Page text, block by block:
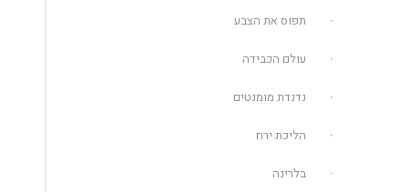
תפוס את הצבע
עולם הכבידה
נדנדת מומנטים
הליכת ירח
בלרינה